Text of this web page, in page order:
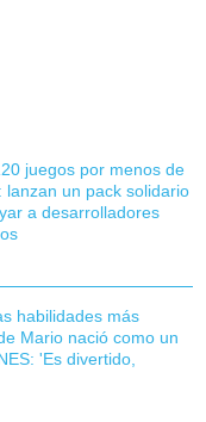
juegos por menos de
lanzan un pack solidario
a desarrolladores
habilidades más
Mario nació como un
'Es divertido,